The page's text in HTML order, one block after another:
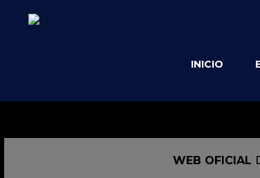
INICIO
WEB OFICIAL